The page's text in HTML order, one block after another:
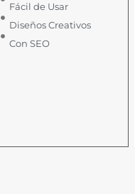
Fácil de Usar
Diseños Creativos
Con SEO